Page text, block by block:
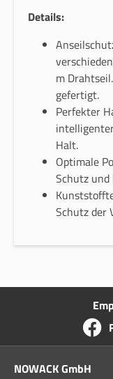
Details:
m
gefertigt.
Perfekter
Halt.
Optimale
Schutz und
Schutz der
NOWACK GmbH